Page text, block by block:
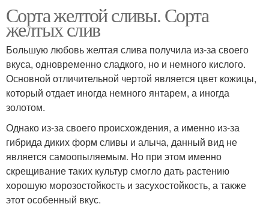
Сорта желтой сливы. Сорта
желтых слив
Большую любовь желтая слива получила из-за своего
вкуса, одновременно сладкого, но и немного кислого.
Основной отличительной чертой является цвет кожицы,
который отдает иногда немного янтарем, а иногда
золотом.
Однако из-за своего происхождения, а именно из-за
гибрида диких форм сливы и алыча, данный вид не
является самоопыляемым. Но при этом именно
скрещивание таких культур смогло дать растению
хорошую морозостойкость и засухостойкость, а также
этот особенный вкус.